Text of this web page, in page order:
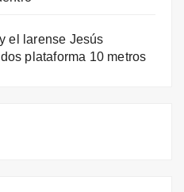
el larense Jesús
plataforma 10 metros